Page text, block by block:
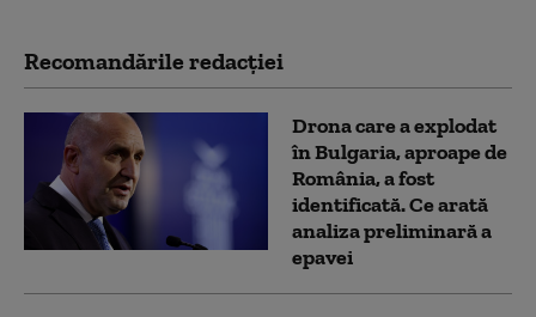
Recomandările redacţiei
Drona care a explodat
în Bulgaria, aproape de
România, a fost
identificată. Ce arată
analiza preliminară a
epavei